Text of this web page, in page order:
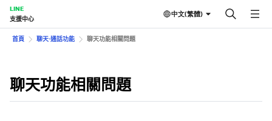
LINE
支援中心
中文(繁體)
首頁 聊天⋅通話功能 聊天功能相關問題
聊天功能相關問題